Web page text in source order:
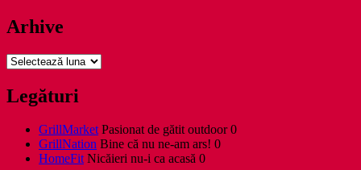
Arhive
Arhive
Legături
GrillMarketPasionat de gătit outdoor 0
GrillNation Bine că nu ne-am ars! 0
HomeFitNicăieri nu-i ca acasă 0